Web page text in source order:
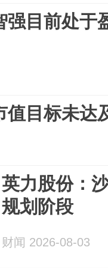
强目前处于
值目标未达
英力股份：
规划阶段
财闻 2026-08-03